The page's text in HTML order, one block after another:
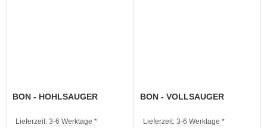
BON - HOHLSAUGER
Lieferzeit: 3-6 Werktage *
BON - VOLLSAUGER
Lieferzeit: 3-6 Werktage *